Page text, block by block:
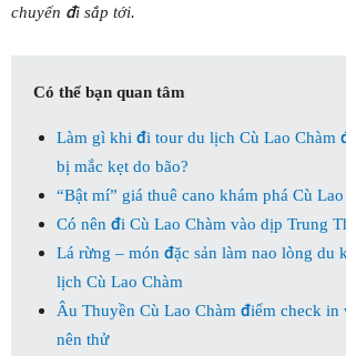
chuyến đi sắp tới.
Có thể bạn quan tâm
Làm gì khi đi tour du lịch Cù Lao Chàm
bị mắc kẹt do bão?
“Bật mí” giá thuê cano khám phá Cù
Có nên đi Cù Lao Chàm vào dịp Trung
Lá rừng – món đặc sản làm nao lòng du
lịch Cù Lao Chàm
Âu Thuyền Cù Lao Chàm điểm check in
nên thử